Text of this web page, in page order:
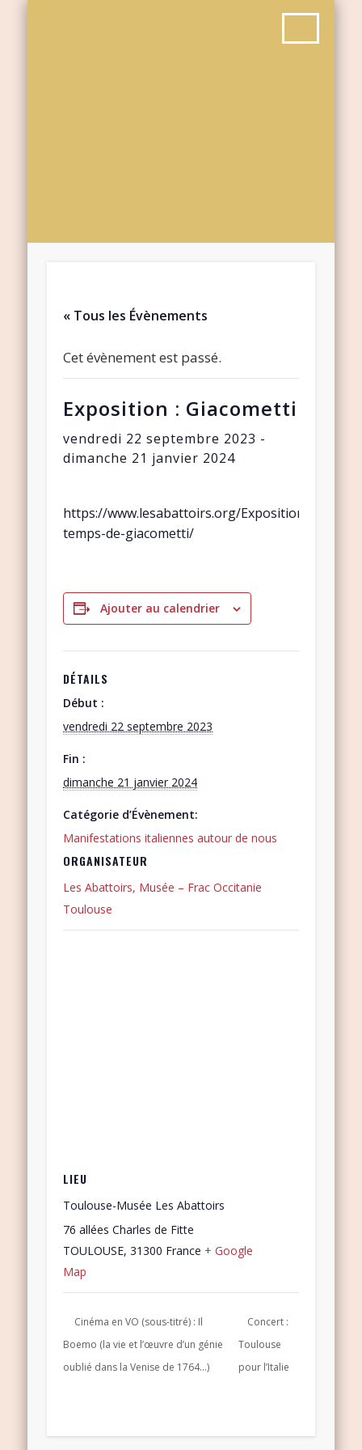
« Tous les Évènements
Cet évènement est passé.
Exposition : Giacometti
vendredi 22 septembre 2023 -
dimanche 21 janvier 2024
https://www.lesabattoirs.org/Expositions/le-
temps-de-giacometti/
Ajouter au calendrier
DÉTAILS
Début :
vendredi 22 septembre 2023
Fin :
dimanche 21 janvier 2024
Catégorie d’Évènement:
Manifestations italiennes autour de nous
ORGANISATEUR
Les Abattoirs, Musée – Frac Occitanie
Toulouse
LIEU
Toulouse-Musée Les Abattoirs
76 allées Charles de Fitte
TOULOUSE, 31300 France + Google
Map
Cinéma en VO (sous-titré) : Il
Boemo (la vie et l’œuvre d’un génie
oublié dans la Venise de 1764…)
Concert :
Toulouse
pour l’Italie